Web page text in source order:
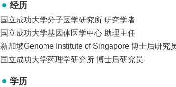
经历
国立成功大学分子医学研究所 研究学者
国立成功大学基因体医学中心 助理主任
新加坡Genome Institute of Singapore 博士后研究
国立成功大学药理学研究所 博士后研究员
学历